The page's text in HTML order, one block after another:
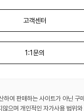
고객센터
1:1문의
하여 판매하는 사이트가 아닌 구
으며 개인적인 자가사용 범위와